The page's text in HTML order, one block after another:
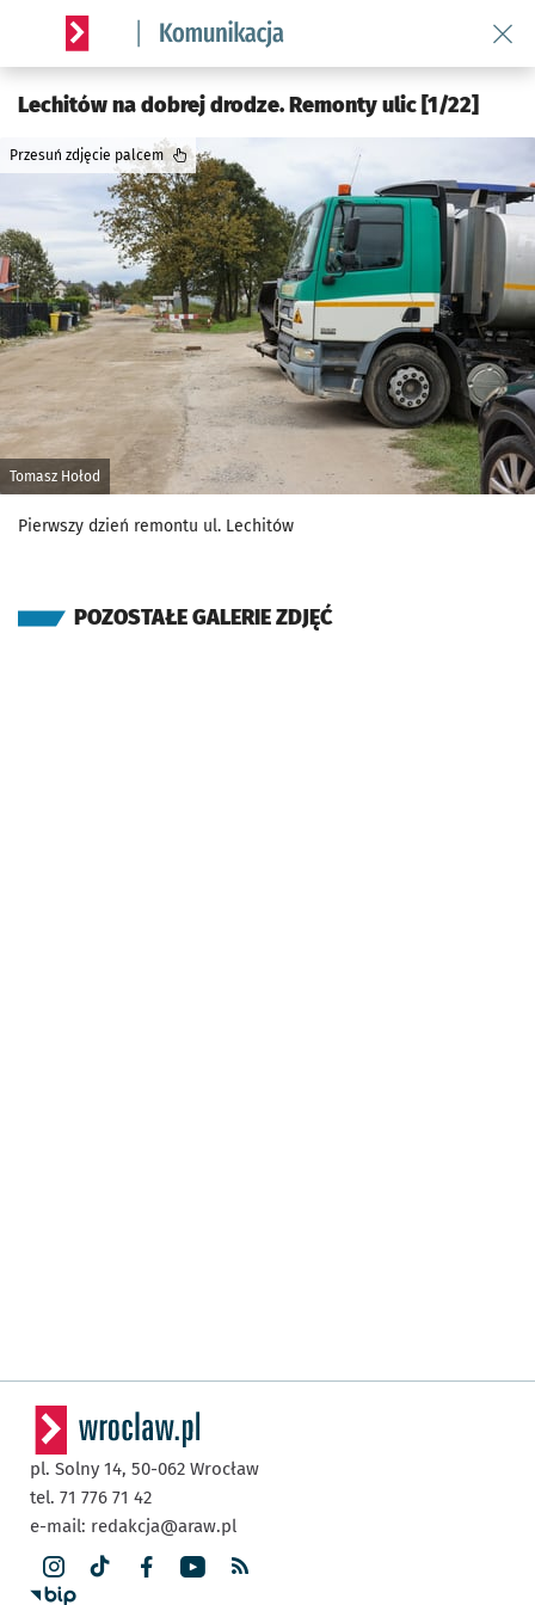
Serwis informacyjny wroclaw.pl podserwis: Komunikacja
Lechitów na dobrej drodze. Remonty ulic [1/22]
Tomasz Hołod
Przesuń zdjęcie palcem
Pierwszy dzień remontu ul. Lechitów
POZOSTAŁE GALERIE ZDJĘĆ
pl. Solny 14, 50-062 Wrocław
tel. 71 776 71 42
e-mail: redakcja@araw.pl